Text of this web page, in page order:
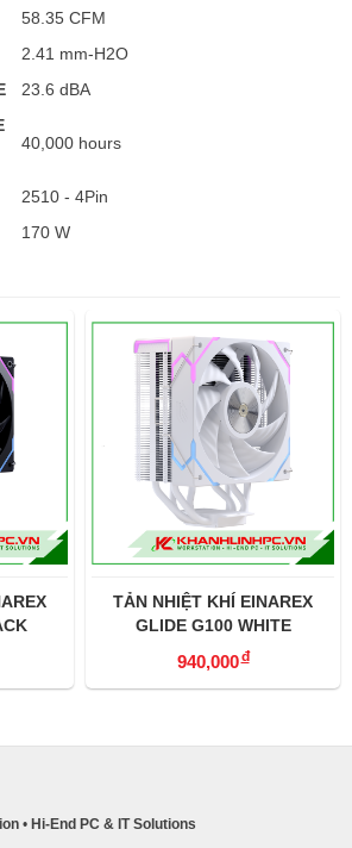
58.35 CFM
2.41 mm-H2O
23.6 dBA
40,000 hours
2510 - 4Pin
170 W
TẢN NHIỆT KHÍ EINAREX
GLIDE G100 WHITE
940,000đ
• Hi-End PC & IT Solutions